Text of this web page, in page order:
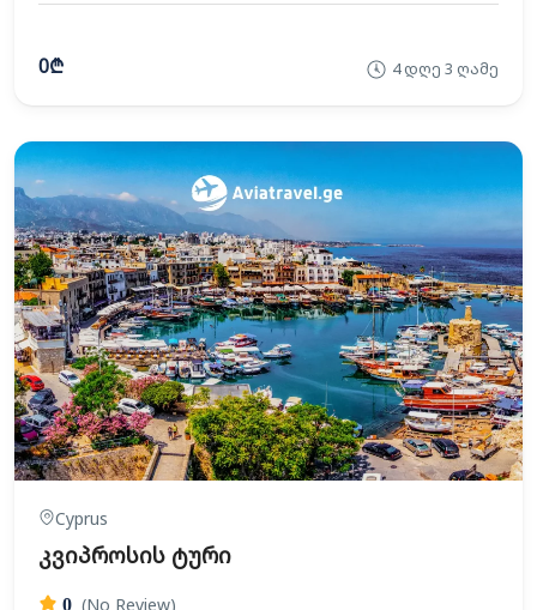
0₾ 4 დღე 3 ღამე
Cyprus
კვიპროსის ტური
0 (No Review)